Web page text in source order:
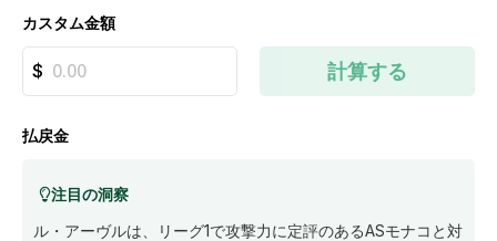
カスタム金額
計算する
払戻金
注目の洞察
ル・アーヴルは、リーグ1で攻撃力に定評のあるASモナコと対